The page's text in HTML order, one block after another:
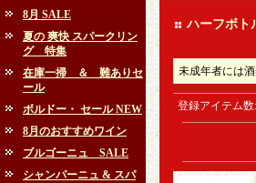
8月 SALE
夏の 爽快 スパークリン
グ 特集
在庫一掃 ＆ 難ありセ
ール
ボルドー・ セール NEW
8月のおすすめワイン
ブルゴーニュ SALE
シャンパーニュ & スパ
ハーフボト
未成年者には
登録アイテム数: